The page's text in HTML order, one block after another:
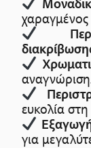
χαραγμένος
ευκολία
για